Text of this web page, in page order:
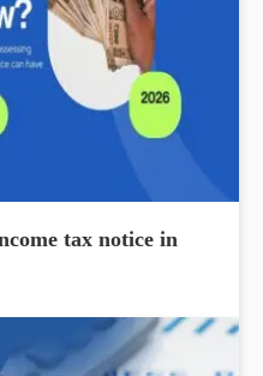
tax notice in